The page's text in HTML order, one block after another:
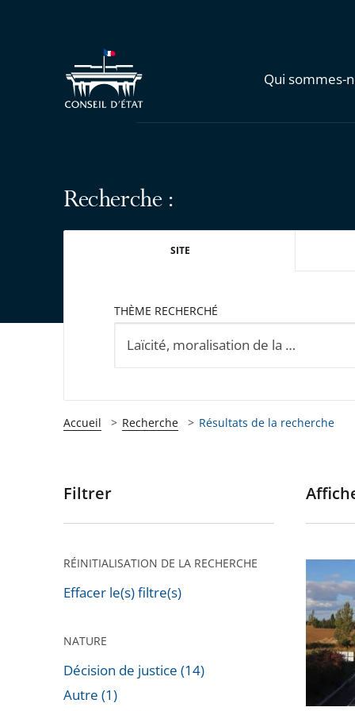
Qui sommes-
Recherche :
SITE
THÈME RECHERCHÉ
Accueil Recherche Résultats de la recherche
Passer
pour
après
Filtrer
RÉINITIALISATION DE LA RECHERCHE
Effacer le(s) filtre(s)
NATURE
Décision de justice (14)
Autre (1)
«
A69
:
Conseil